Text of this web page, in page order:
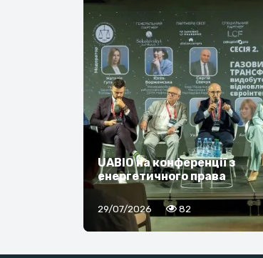
UABIO на конференції з
енергетичного права
29/07/2026 82